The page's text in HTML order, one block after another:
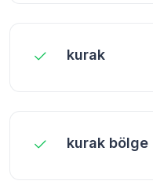
kurak
kurak bölge